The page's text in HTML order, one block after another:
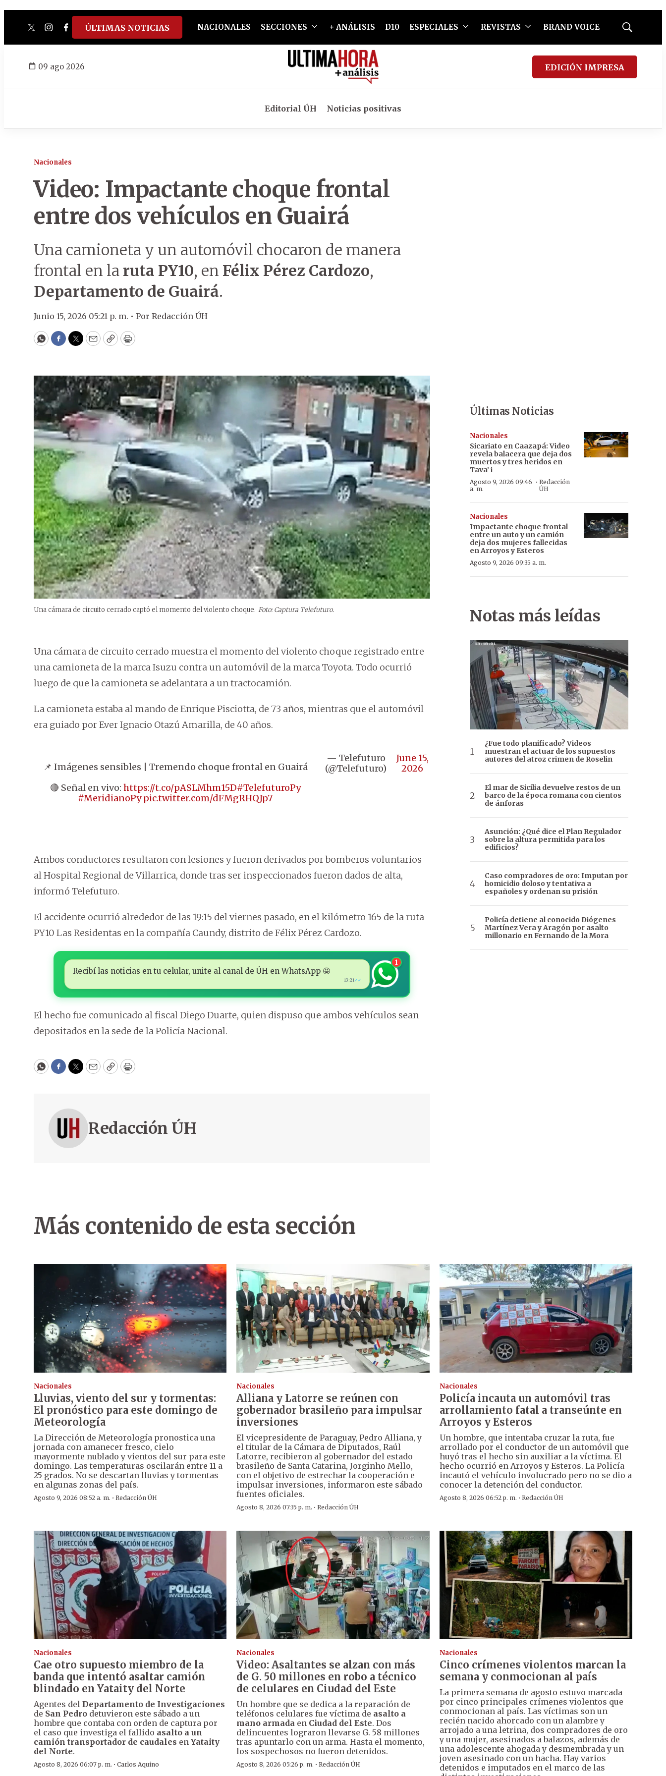
twitterinstagram
facebook
tiktokyoutube
spotify
ÚLTIMAS NOTICIAS NACIONALES SECCIONES + ANÁLISIS D10 ESPECIALES REVISTAS BRAND VOICE
Mostrar
09 ago 2026 EDICIÓN IMPRESA
Editorial ÚH Noticias positivas
Nacionales
Video: Impactante choque frontal
entre dos vehículos en Guairá
Una camioneta y un automóvil chocaron de manera
frontal en la ruta PY10, en Félix Pérez Cardozo,
Departamento de Guairá.
Junio 15, 2026 05:21 p. m. • Por Redacción ÚH
WhatsApp
Facebook
Twitter
EmailCopyPrint
Una cámara de circuito cerrado captó el momento del violento choque. Foto: Captura Telefuturo.
Una cámara de circuito cerrado muestra el momento del violento choque registrado entre
una camioneta de la marca Isuzu contra un automóvil de la marca Toyota. Todo ocurrió
luego de que la camioneta se adelantara a un tractocamión.
La camioneta estaba al mando de Enrique Pisciotta, de 73 años, mientras que el automóvil
era guiado por Ever Ignacio Otazú Amarilla, de 40 años.
📌 Imágenes sensibles | Tremendo choque frontal en Guairá
🔴 Señal en vivo: https://t.co/pASLMhm15D#TelefuturoPy
#MeridianoPypic.twitter.com/dFMgRHQJp7
— Telefuturo
(@Telefuturo)
June 15,
2026
Ambos conductores resultaron con lesiones y fueron derivados por bomberos voluntarios
al Hospital Regional de Villarrica, donde tras ser inspeccionados fueron dados de alta,
informó Telefuturo.
El accidente ocurrió alrededor de las 19:15 del viernes pasado, en el kilómetro 165 de la ruta
PY10 Las Residentas en la compañía Caundy, distrito de Félix Pérez Cardozo.
Recibí las noticias en tu celular, unite al canal de ÚH en WhatsApp 🤩
13:21✓✓
1
El hecho fue comunicado al fiscal Diego Duarte, quien dispuso que ambos vehículos sean
depositados en la sede de la Policía Nacional.
WhatsApp
Facebook
Twitter
EmailCopyPrint
Redacción ÚH
Últimas Noticias
Nacionales
Sicariato en Caazapá: Video
revela balacera que deja dos
muertos y tres heridos en
Tava’ i
Agosto 9, 2026 09:46
a. m.
·Redacción
ÚH
Nacionales
Impactante choque frontal
entre un auto y un camión
deja dos mujeres fallecidas
en Arroyos y Esteros
Agosto 9, 2026 09:35 a. m.
Notas más leídas
¿Fue todo planificado? Videos
muestran el actuar de los supuestos
autores del atroz crimen de Roselin
El mar de Sicilia devuelve restos de un
barco de la época romana con cientos
de ánforas
Asunción: ¿Qué dice el Plan Regulador
sobre la altura permitida para los
edificios?
Caso compradores de oro: Imputan por
homicidio doloso y tentativa a
españoles y ordenan su prisión
Policía detiene al conocido Diógenes
Martínez Vera y Aragón por asalto
millonario en Fernando de la Mora
Más contenido de esta sección
Nacionales
Lluvias, viento del sur y tormentas:
El pronóstico para este domingo de
Meteorología
La Dirección de Meteorología pronostica una
jornada con amanecer fresco, cielo
mayormente nublado y vientos del sur para este
domingo. Las temperaturas oscilarán entre 11 a
25 grados. No se descartan lluvias y tormentas
en algunas zonas del país.
Agosto 9, 2026 08:52 a. m. · Redacción ÚH
Nacionales
Alliana y Latorre se reúnen con
gobernador brasileño para impulsar
inversiones
El vicepresidente de Paraguay, Pedro Alliana, y
el titular de la Cámara de Diputados, Raúl
Latorre, recibieron al gobernador del estado
brasileño de Santa Catarina, Jorginho Mello,
con el objetivo de estrechar la cooperación e
impulsar inversiones, informaron este sábado
fuentes oficiales.
Agosto 8, 2026 07:35 p. m. ·Redacción ÚH
Nacionales
Policía incauta un automóvil tras
arrollamiento fatal a transeúnte en
Arroyos y Esteros
Un hombre, que intentaba cruzar la ruta, fue
arrollado por el conductor de un automóvil que
huyó tras el hecho sin auxiliar a la víctima. El
hecho ocurrió en Arroyos y Esteros. La Policía
incautó el vehículo involucrado pero no se dio a
conocer la detención del conductor.
Agosto 8, 2026 06:52 p. m. · Redacción ÚH
Nacionales
Cae otro supuesto miembro de la
banda que intentó asaltar camión
blindado en Yataity del Norte
Agentes del Departamento de Investigaciones
de San Pedro detuvieron este sábado a un
hombre que contaba con orden de captura por
el caso que investiga el fallido asalto a un
camión transportador de caudales en Yataity
del Norte.
Agosto 8, 2026 06:07 p. m. · Carlos Aquino
Nacionales
Video: Asaltantes se alzan con más
de G. 50 millones en robo a técnico
de celulares en Ciudad del Este
Un hombre que se dedica a la reparación de
teléfonos celulares fue víctima de asalto a
mano armada en Ciudad del Este. Dos
delincuentes lograron llevarse G. 58 millones
tras apuntarlo con un arma. Hasta el momento,
los sospechosos no fueron detenidos.
Agosto 8, 2026 05:26 p. m. ·Redacción ÚH
Nacionales
Cinco crímenes violentos marcan la
semana y conmocionan al país
La primera semana de agosto estuvo marcada
por cinco principales crímenes violentos que
conmocionan al país. Las víctimas son un
recién nacido ahorcado con un alambre y
arrojado a una letrina, dos compradores de oro
y una mujer, asesinados a balazos, además de
una adolescente ahogada y desmembrada y un
joven asesinado con un hacha. Hay varios
detenidos e imputados en el marco de las